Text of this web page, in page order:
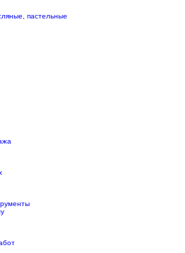
пастельные